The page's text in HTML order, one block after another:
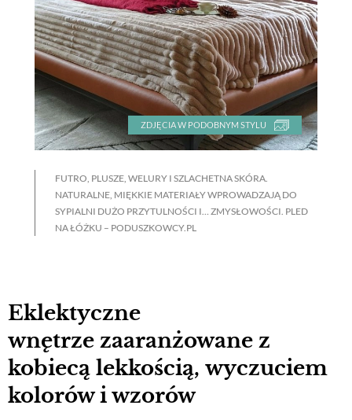
ZDJĘCIA W PODOBNYM STYLU
FUTRO, PLUSZE, WELURY I SZLACHETNA SKÓRA.
NATURALNE, MIĘKKIE MATERIAŁY WPROWADZAJĄ DO
SYPIALNI DUŻO PRZYTULNOŚCI I… ZMYSŁOWOŚCI. PLED
NA ŁÓŻKU – PODUSZKOWCY.PL
Eklektyczne
wnętrze zaaranżowane z
kobiecą lekkością, wyczuciem
kolorów i wzorów